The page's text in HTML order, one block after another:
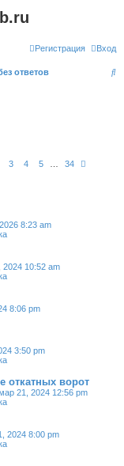
Вход
Регистрация
ответов
П
3 4 5 34
8:23 am
2024 10:52 am
8:06 pm
3:50 pm
откатных ворот
21, 2024 12:56 pm
2024 8:00 pm